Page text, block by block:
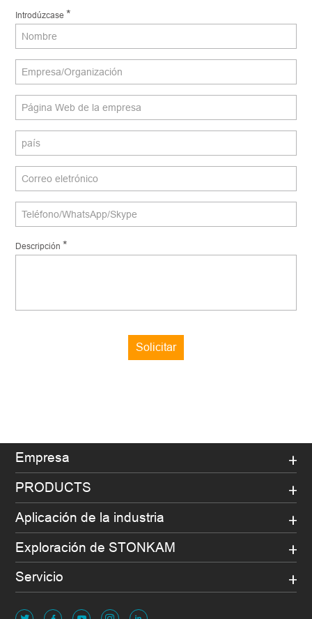
Introdúzcase *
Descripción *
Solicitar
Empresa
PRODUCTS
Aplicación de la industria
Exploración de STONKAM
Servicio